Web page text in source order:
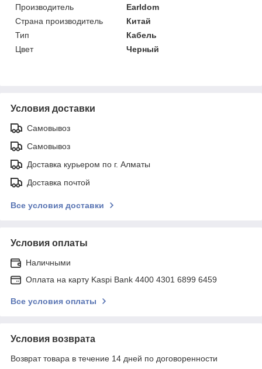
Производитель
Earldom
Страна производитель
Китай
Тип
Кабель
Цвет
Черный
Условия доставки
Самовывоз
Самовывоз
Доставка курьером по г. Алматы
Доставка почтой
Все условия доставки
Условия оплаты
Наличными
Оплата на карту Kaspi Bank 4400 4301 6899 6459
Все условия оплаты
Условия возврата
Возврат товара в течение 14 дней по договоренности